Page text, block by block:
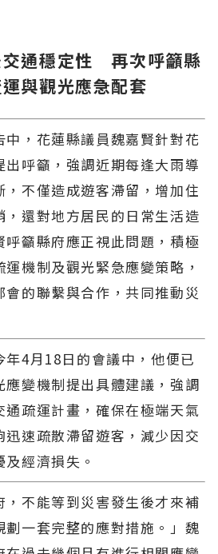
交通穩定性 再次呼籲縣
與觀光應急配套
，花蓮縣議員魏嘉賢針對花
呼籲，強調近期每逢大雨導
不僅造成遊客滯留，增加住
，還對地方居民的日常生活造
呼籲縣府應正視此問題，積極
機制及觀光緊急應變策略，
的聯繫與合作，共同推動災
4月18日的會議中，他便已
應變機制提出具體建議，強調
疏運計畫，確保在極端天氣
速疏散滯留遊客，減少因交
經濟損失。
，不能等到災害發生後才來補
劃一套完整的應對措施。」魏